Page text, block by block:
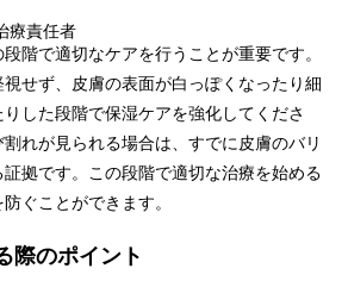
療責任者
階で適切なケアを行うことが重要です。
視せず、皮膚の表面が白っぽくなったり細
した段階で保湿ケアを強化してくださ
れが見られる場合は、すでに皮膚のバリ
拠です。この段階で適切な治療を始める
ぐことができます。
際のポイント